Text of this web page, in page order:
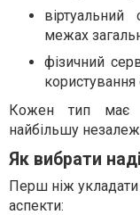
межах
фізичний
користування
Кожен тип має
найбільшу
Як вибрати
Перш ніж укладати
аспекти: